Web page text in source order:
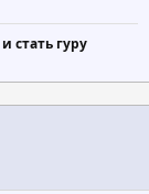
стать гуру